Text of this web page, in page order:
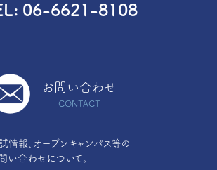
06-6621-8108
お問い合わせ
CONTACT
情報、オープンキャンパス等の
い合わせについて。